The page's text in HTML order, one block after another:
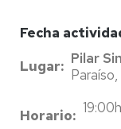
Fecha
Lugar
Pilar
Horario
19:00h